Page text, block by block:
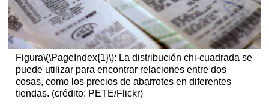
Figura\(\PageIndex{1}\): La distribución chi-cuadrada se
puede utilizar para encontrar relaciones entre dos
cosas, como los precios de abarrotes en diferentes
tiendas. (crédito: PETE/Flickr)